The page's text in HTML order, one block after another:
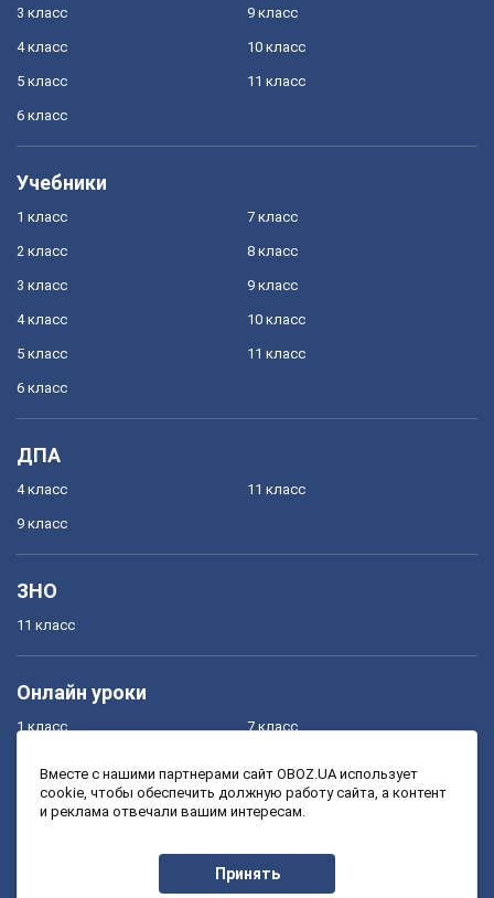
3 класс
4 класс
5 класс
6 класс
9 класс
10 класс
11 класс
Учебники
1 класс
2 класс
3 класс
4 класс
5 класс
6 класс
7 класс
8 класс
9 класс
10 класс
11 класс
ДПА
4 класс
9 класс
11 класс
ЗНО
11 класс
Онлайн уроки
1 класс
3 класс
7 класс
9 класс
Вместе с нашими партнерами сайт OBOZ.UA использует
cookie, чтобы обеспечить должную работу сайта, а контент
и реклама отвечали вашим интересам.
Принять